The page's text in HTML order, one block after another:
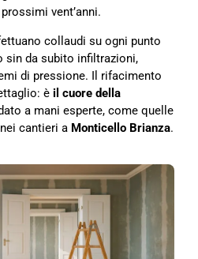
vent’anni.
collaudi su ogni punto
sin da subito infiltrazioni,
di pressione. Il rifacimento
è il cuore della
a mani esperte, come quelle
cantieri a Monticello Brianza.